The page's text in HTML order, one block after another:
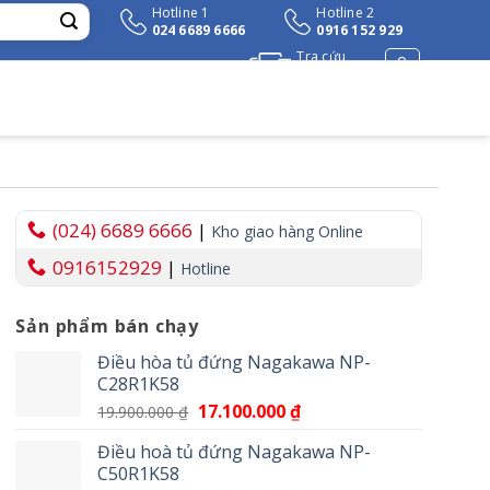
Hotline 1
024 6689 6666
Hotline 2
0916 152 929
Tra cứu
(024) 6689 6666 | Kho giao hàng Online
0916152929 | Hotline
Sản phẩm bán chạy
Điều hòa tủ đứng Nagakawa NP-
C28R1K58
19.900.000₫ Giá
là:
17.100.000₫Giá
tại
Điều hoà tủ đứng Nagakawa NP-
C50R1K58